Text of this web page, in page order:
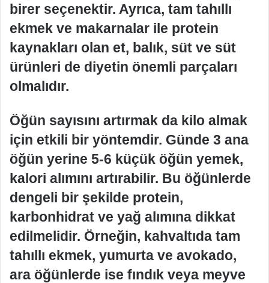
birer seçenektir. Ayrıca, tam tahıllı
ekmek ve makarnalar ile protein
kaynakları olan et, balık, süt ve süt
ürünleri de diyetin önemli parçaları
olmalıdır.
Öğün sayısını artırmak da kilo almak
için etkili bir yöntemdir. Günde 3 ana
öğün yerine 5-6 küçük öğün yemek,
kalori alımını artırabilir. Bu öğünlerde
dengeli bir şekilde protein,
karbonhidrat ve yağ alımına dikkat
edilmelidir. Örneğin, kahvaltıda tam
tahıllı ekmek, yumurta ve avokado,
ara öğünlerde ise fındık veya meyve